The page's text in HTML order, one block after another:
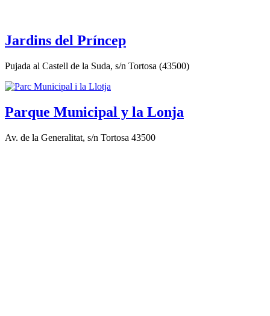
Jardins del Príncep
Pujada al Castell de la Suda, s/n Tortosa (43500)
Parque Municipal y la Lonja
Av. de la Generalitat, s/n Tortosa 43500